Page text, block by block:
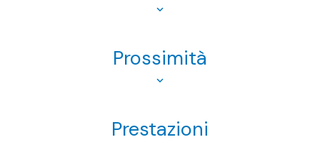
Prossimità
Prestazioni